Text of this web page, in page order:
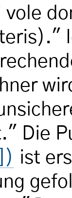
Die
ist